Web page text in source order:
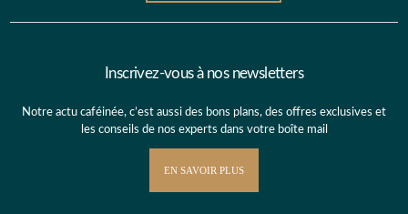
Inscrivez-vous à nos newsletters
Notre actu caféinée, c’est aussi des bons plans, des offres exclusives et
les conseils de nos experts dans votre boîte mail
EN SAVOIR PLUS